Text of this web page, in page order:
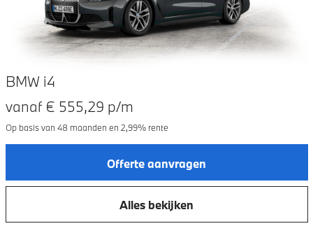
BMW i4
vanaf € 555,29 p/m
Op basis van 48maanden en 2,99% rente
Offerte aanvragen
Alles bekijken